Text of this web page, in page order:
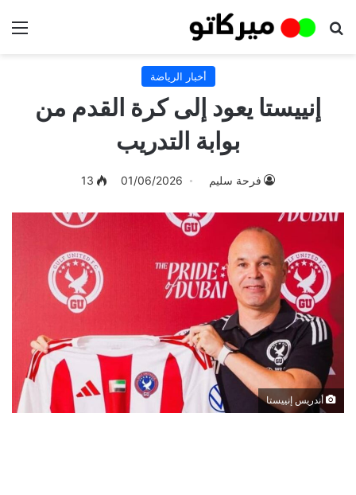
بحث عن
أخبار الرياضة
إنييستا يعود إلى كرة القدم من
بوابة التدريب
فرحة سليم 01/06/2026
13
أندريس إنييستا